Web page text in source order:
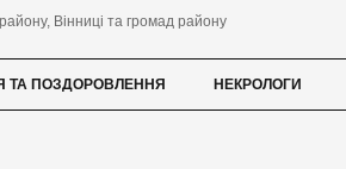
Вінниці та громад району
ТА ПОЗДОРОВЛЕННЯ НЕКРОЛОГИ